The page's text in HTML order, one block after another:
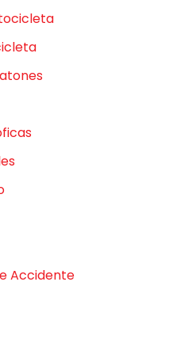
Accidente